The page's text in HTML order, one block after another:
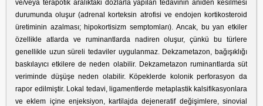
ve/veya terapötik aralıktaki dozlarla yapılan tedavinin aniden kesilmesi
durumunda oluşur (adrenal korteksin atrofisi ve endojen kortikosteroid
üretiminin azalması; hipokortisizm semptomları). Ancak, bu yan etkiler
özellikle atlarda ve ruminantlarda nadiren oluşur, çünkü bu türlere
genellikle uzun süreli tedaviler uygulanmaz. Dekzametazon, bağışıklığı
baskılayıcı etkilere de neden olabilir. Dekzametazon ruminantlarda süt
veriminde düşüşe neden olabilir. Köpeklerde kolonik perforasyon da
rapor edilmiştir. Lokal tedavi, ligamentlerde metaplastik kalsifikasyonlara
ve eklem içine enjeksiyon, kartilajda dejeneratif değişimlere, sinovial